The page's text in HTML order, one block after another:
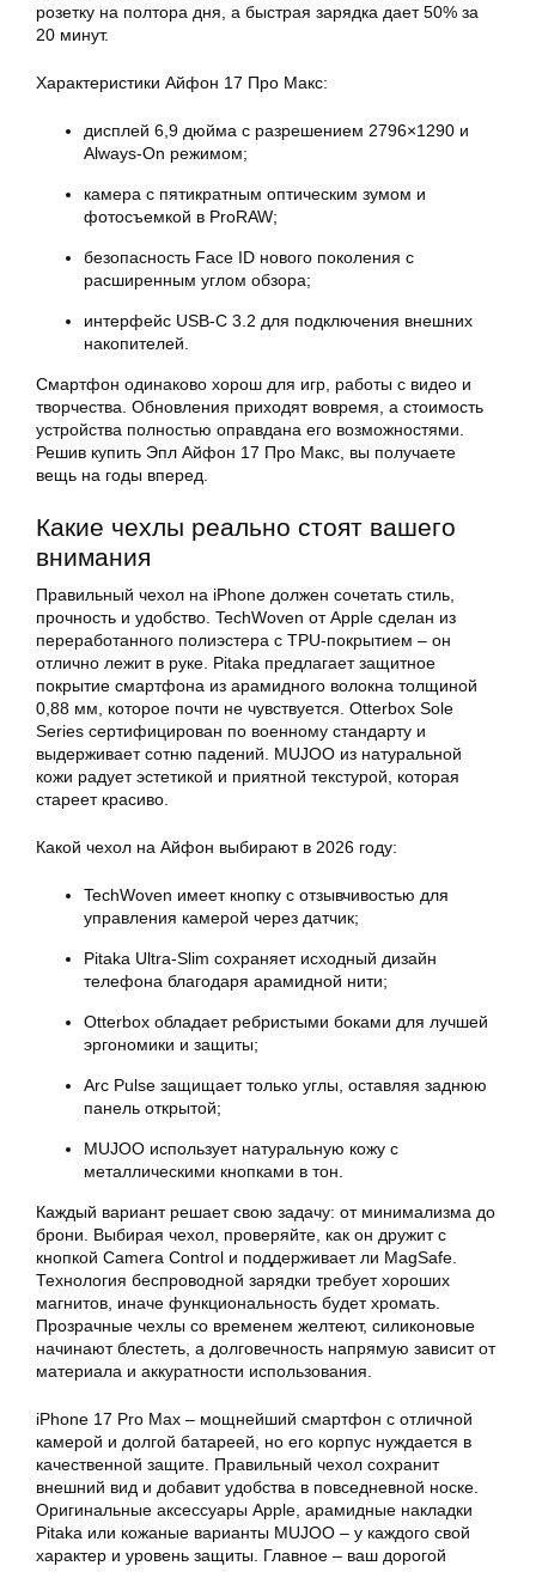
розетку на полтора дня, а быстрая зарядка дает 50% за
20 минут.
Характеристики Айфон 17 Про Макс:
дисплей 6,9 дюйма с разрешением 2796×1290 и
Always-On режимом;
камера с пятикратным оптическим зумом и
фотосъемкой в ProRAW;
безопасность Face ID нового поколения с
расширенным углом обзора;
интерфейс USB-C 3.2 для подключения внешних
накопителей.
Смартфон одинаково хорош для игр, работы с видео и
творчества. Обновления приходят вовремя, а стоимость
устройства полностью оправдана его возможностями.
Решив купить Эпл Айфон 17 Про Макс, вы получаете
вещь на годы вперед.
Какие чехлы реально стоят вашего
внимания
Правильный чехол на iPhone должен сочетать стиль,
прочность и удобство. TechWoven от Apple сделан из
переработанного полиэстера с TPU-покрытием – он
отлично лежит в руке. Pitaka предлагает защитное
покрытие смартфона из арамидного волокна толщиной
0,88 мм, которое почти не чувствуется. Otterbox Sole
Series сертифицирован по военному стандарту и
выдерживает сотню падений. MUJOO из натуральной
кожи радует эстетикой и приятной текстурой, которая
стареет красиво.
Какой чехол на Айфон выбирают в 2026 году:
TechWoven имеет кнопку с отзывчивостью для
управления камерой через датчик;
Pitaka Ultra-Slim сохраняет исходный дизайн
телефона благодаря арамидной нити;
Otterbox обладает ребристыми боками для лучшей
эргономики и защиты;
Arc Pulse защищает только углы, оставляя заднюю
панель открытой;
MUJOO использует натуральную кожу с
металлическими кнопками в тон.
Каждый вариант решает свою задачу: от минимализма до
брони. Выбирая чехол, проверяйте, как он дружит с
кнопкой Camera Control и поддерживает ли MagSafe.
Технология беспроводной зарядки требует хороших
магнитов, иначе функциональность будет хромать.
Прозрачные чехлы со временем желтеют, силиконовые
начинают блестеть, а долговечность напрямую зависит от
материала и аккуратности использования.
iPhone 17 Pro Max – мощнейший смартфон с отличной
камерой и долгой батареей, но его корпус нуждается в
качественной защите. Правильный чехол сохранит
внешний вид и добавит удобства в повседневной носке.
Оригинальные аксессуары Apple, арамидные накладки
Pitaka или кожаные варианты MUJOO – у каждого свой
характер и уровень защиты. Главное – ваш дорогой